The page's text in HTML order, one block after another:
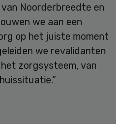
Noorderbreedte en
we aan een
op het juiste moment
we revalidanten
zorgsysteem, van